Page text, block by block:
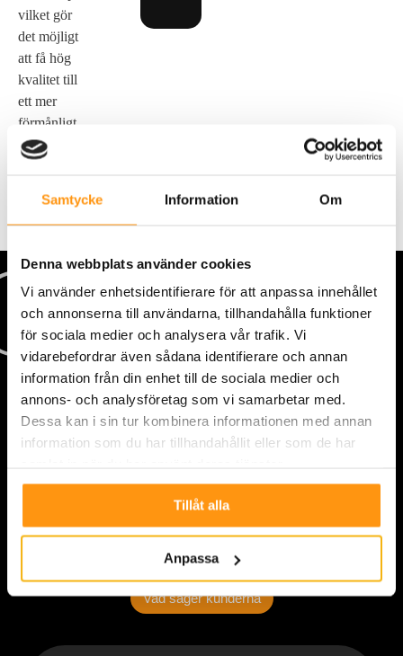
Samtycke Information Om
Denna webbplats använder cookies
Vi använder enhetsidentifierare för att anpassa innehållet
och annonserna till användarna, tillhandahålla funktioner
för sociala medier och analysera vår trafik. Vi
vidarebefordrar även sådana identifierare och annan
information från din enhet till de sociala medier och
annons- och analysföretag som vi samarbetar med.
Dessa kan i sin tur kombinera informationen med annan
information som du har tillhandahållit eller som de har
Tillåt alla
Anpassa
vilket gör
det möjligt
att få hög
kvalitet till
ett mer
förmånligt
pris.
Vad säger kunderna